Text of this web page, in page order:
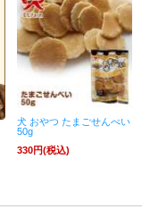
犬 おやつ たまごせんべい
50g
330円(税込)